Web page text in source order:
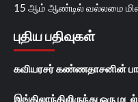
15 ஆம் ஆண்டில் வல்லமை
புதிய பதிவுகள்
கவியரசர் கண்ணதாசனின்
இங்கிலாந்திலிருந்து ஒரு